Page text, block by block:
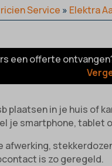
Service » Elektra
een offerte
plaatsen in je huis of
je smartphone,
is zo geregeld.